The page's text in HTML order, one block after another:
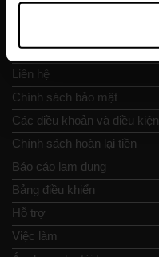
Nav nhanh chóng
Đánh giá
Liên hệ
Chính sách bảo mật
Các điều khoản và điều kiện
Chính sách hoàn lại tiền
Báo cáo lạm dụng
Bảng điều khiển
Hỗ trợ
Việc làm